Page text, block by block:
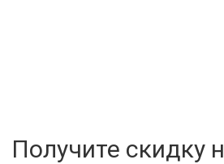
Получите скидку